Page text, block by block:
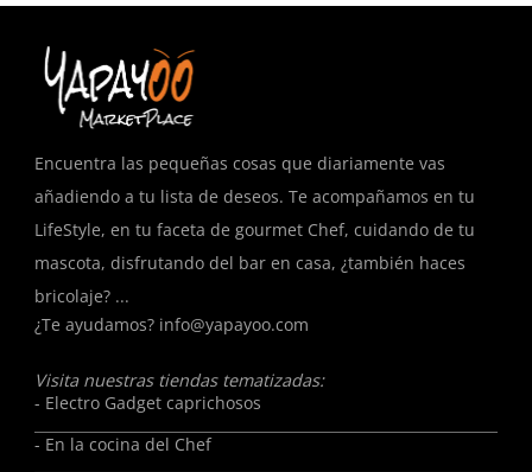
Encuentra las pequeñas cosas que diariamente vas
añadiendo a tu lista de deseos. Te acompañamos en tu
LifeStyle, en tu faceta de gourmet Chef, cuidando de tu
mascota, disfrutando del bar en casa, ¿también haces
bricolaje? ...
¿Te ayudamos? info@yapayoo.com
Visita nuestras tiendas tematizadas:
- Electro Gadget caprichosos
- En la cocina del Chef